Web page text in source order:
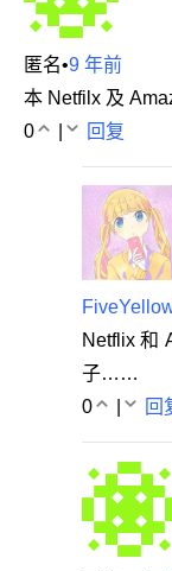
匿名•9 年前
本 Netfilx 及
0
回复
Netflix 和
子……
0
回